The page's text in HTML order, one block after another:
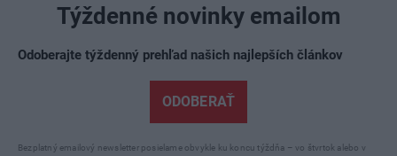
Týždenné novinky emailom
Odoberajte týždenný prehľad našich najlepších článkov
ODOBERAŤ
Bezplatný emailový newsletter posielame obvykle ku koncu týždňa – vo štvrtok alebo v